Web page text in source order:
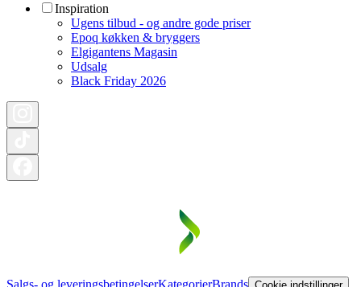
Inspiration
Ugens tilbud - og andre gode priser
Epoq køkken & bryggers
Elgigantens Magasin
Udsalg
Black Friday 2026
Salgs- og leveringsbetingelserKategorierBrands